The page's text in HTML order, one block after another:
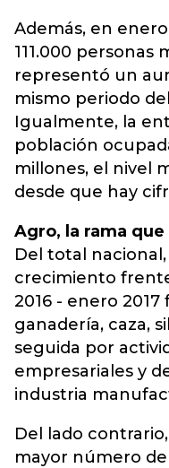
Además, en
111.000 personas
representó un
mismo periodo
Igualmente, la
población
millones, el nivel
desde que hay
Agro, la rama
Del total
crecimiento
2016 - enero
ganadería, caza,
seguida por
empresariales y
industria
Del lado
mayor número